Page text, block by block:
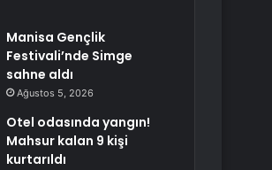
Manisa Gençlik
Festivali’nde Simge
sahne aldı
Ağustos 5, 2026
Otel odasında yangın!
Mahsur kalan 9 kişi
kurtarıldı